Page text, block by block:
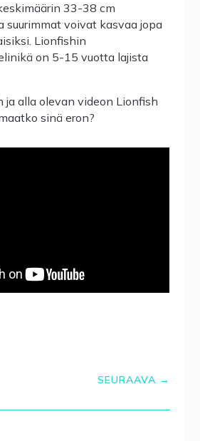
33-38 cm
suurimmat voivat kasvaa jopa
Lionfishin
on 5-15 vuotta lajista
ja alla olevan videon Lionfish
sinä eron?
SEURAAVA →